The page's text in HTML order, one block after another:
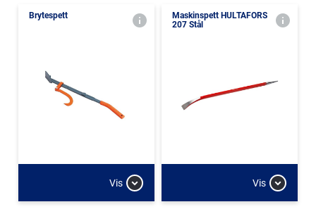
Brytespett
Vis
Maskinspett HULTAFORS
207 Stål
Vis